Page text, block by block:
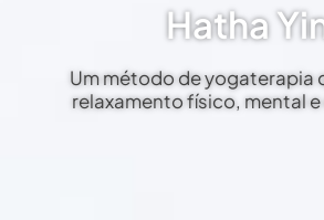
Hatha
Um método de yogaterapia
relaxamento físico, mental